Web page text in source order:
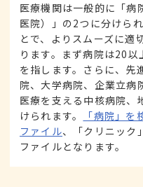
医療機関は一般的に「病
医院）」の2つに分けら
とで、よりスムーズに適
ります。まず病院は20
を指します。さらに、先
院、大学病院、企業立病
医療を支える中核病院、
けられます。
「病院」を
ファイル、「クリニック
ファイルとなります。